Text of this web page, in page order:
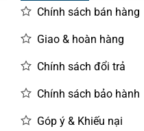
Chính sách bán hàng
Giao & hoàn hàng
Chính sách đổi trả
Chính sách bảo hành
Góp ý & Khiếu nại